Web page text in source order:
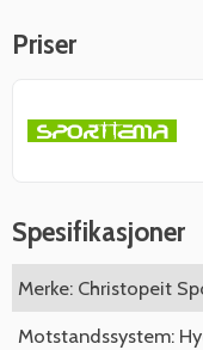
Priser
Spesifikasjoner
Merke: Christopeit
Motstandssystem: